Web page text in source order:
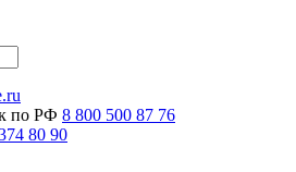
по РФ 8 800 500 87 76
80 90